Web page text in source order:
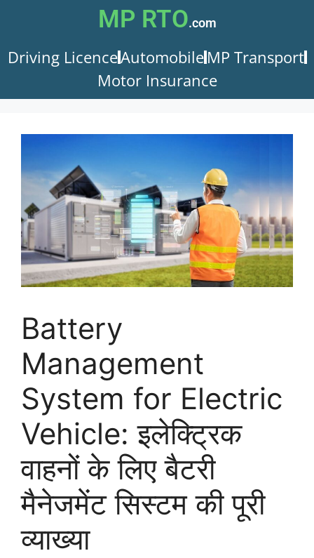
MP RTO.com
Driving LicenceAutomobileMP Transport
Motor Insurance
Battery
Management
System for Electric
Vehicle: इलेक्ट्रिक
वाहनों के लिए बैटरी
मैनेजमेंट सिस्टम की पूरी
व्याख्या